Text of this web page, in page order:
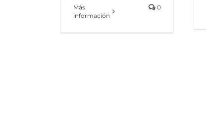
Más
información
0